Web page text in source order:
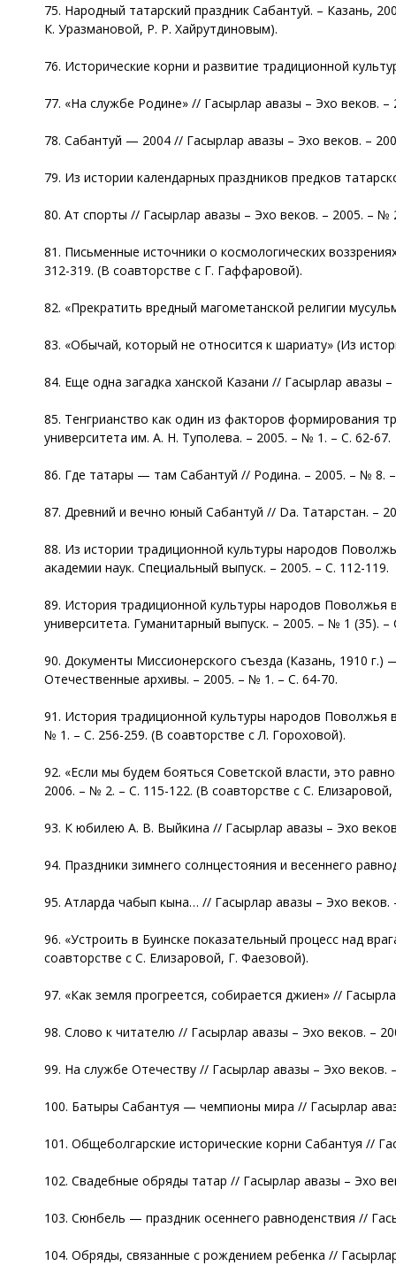
75. Народный татарский праздник Сабантуй. – Казань,
К. Уразмановой, Р. Р. Хайрутдиновым).
76. Исторические корни и развитие традиционной
77. «На службе Родине» // Гасырлар авазы – Эхо веков.
78. Сабантуй — 2004 // Гасырлар авазы – Эхо веков. –
79. Из истории календарных праздников предков
80. Ат спорты // Гасырлар авазы – Эхо веков. – 2005. – №
81. Письменные источники о космологических
312-319. (В соавторстве с Г. Гаффаровой).
82. «Прекратить вредный магометанской религии
83. «Обычай, который не относится к шариату» (Из
84. Еще одна загадка ханской Казани // Гасырлар авазы
85. Тенгрианство как один из факторов формирования
университета им. А. Н. Туполева. – 2005. – № 1. – С. 62-67.
86. Где татары — там Сабантуй // Родина. – 2005. – № 8.
87. Древний и вечно юный Сабантуй // Da. Татарстан. –
88. Из истории традиционной культуры народов
академии наук. Специальный выпуск. – 2005. – С. 112-119.
89. История традиционной культуры народов Поволжья
университета. Гуманитарный выпуск. – 2005. – № 1 (35). –
90. Документы Миссионерского съезда (Казань, 1910
Отечественные архивы. – 2005. – № 1. – С. 64-70.
91. История традиционной культуры народов Поволжья
№ 1. – С. 256-259. (В соавторстве с Л. Гороховой).
92. «Если мы будем бояться Советской власти, это
2006. – № 2. – С. 115-122. (В соавторстве с С.
93. К юбилею А. В. Выйкина // Гасырлар авазы – Эхо
94. Праздники зимнего солнцестояния и весеннего
95. Атларда чабып кына… // Гасырлар авазы – Эхо веков.
96. «Устроить в Буинске показательный процесс над
соавторстве с С. Елизаровой, Г. Фаезовой).
97. «Как земля прогреется, собирается джиен» //
98. Слово к читателю // Гасырлар авазы – Эхо веков. –
99. На службе Отечеству // Гасырлар авазы – Эхо
100. Батыры Сабантуя — чемпионы мира // Гасырлар
101. Общеболгарские исторические корни Сабантуя //
102. Свадебные обряды татар // Гасырлар авазы – Эхо
103. Сюнбель — праздник осеннего равноденствия //
104. Обряды, связанные с рождением ребенка //